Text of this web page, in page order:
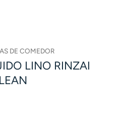
DE COMEDOR
LINO RINZAI